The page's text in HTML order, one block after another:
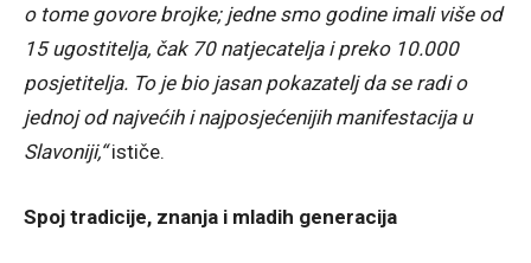
o tome govore brojke; jedne smo godine imali više od
15 ugostitelja, čak 70 natjecatelja i preko 10.000
posjetitelja. To je bio jasan pokazatelj da se radi o
jednoj od najvećih i najposjećenijih manifestacija u
Slavoniji,“ističe.
Spoj tradicije, znanja i mladih generacija